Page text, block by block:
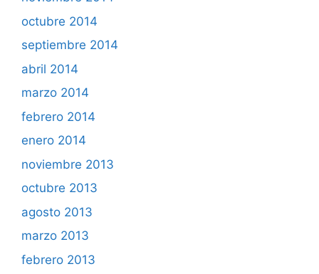
octubre 2014
septiembre 2014
abril 2014
marzo 2014
febrero 2014
enero 2014
noviembre 2013
octubre 2013
agosto 2013
marzo 2013
febrero 2013